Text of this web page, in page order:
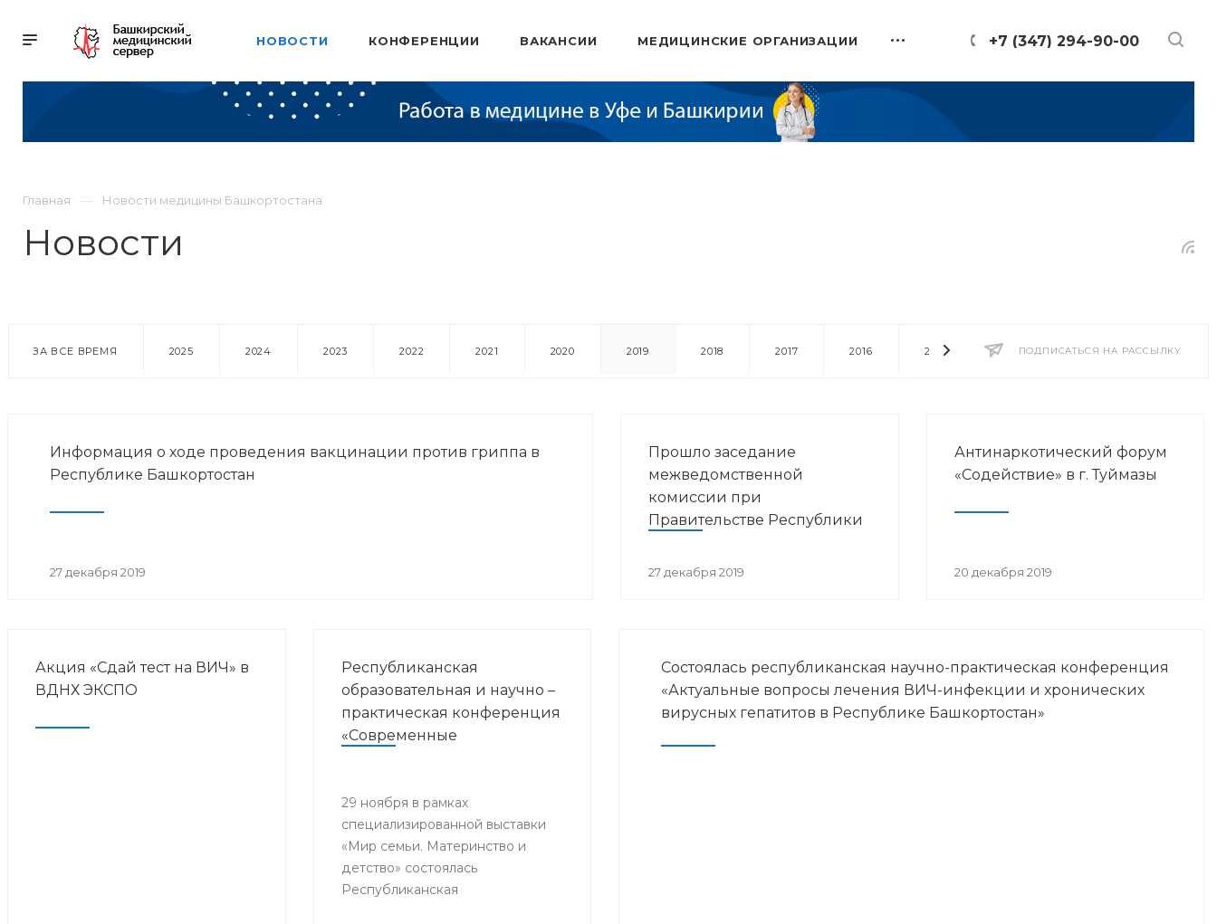
+7 (347) 294-90-00
НОВОСТИ КОНФЕРЕНЦИИ ВАКАНСИИ МЕДИЦИНСКИЕ ОРГАНИЗАЦИИ
Главная Новости медицины Башкортостана
Новости
ПОДПИСАТЬСЯ НА РАССЫЛКУ
ЗА ВСЕ ВРЕМЯ 2025 2024 2023 2022 2021 2020 2019 2018 2017 2016 2014 2013 2012 2011
Информация о ходе проведения вакцинации против гриппа в
Республике Башкортостан
27 декабря 2019
Прошло заседание
межведомственной
комиссии при
Правительстве Республики
предупреждения
27 декабря 2019
Антинаркотический форум
«Содействие» в г. Туймазы
20 декабря 2019
Акция «Сдай тест на ВИЧ» в
ВДНХ ЭКСПО
Республиканская
образовательная и научно –
практическая конференция
«Современные
медицинской
реабилитации»
29 ноября в рамках
специализированной выставки
«Мир семьи. Материнство и
детство» состоялась
Республиканская
Состоялась республиканская научно-практическая конференция
«Актуальные вопросы лечения ВИЧ-инфекции и хронических
вирусных гепатитов в Республике Башкортостан»